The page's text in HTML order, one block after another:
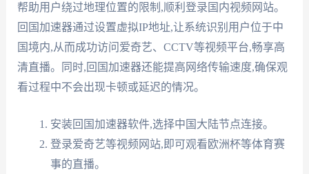
帮助用户绕过地理位置的限制,顺利登录国内视频网站。
回国加速器通过设置虚拟IP地址,让系统识别用户位于中
国境内,从而成功访问爱奇艺、CCTV等视频平台,畅享高
清直播。同时,回国加速器还能提高网络传输速度,确保观
看过程中不会出现卡顿或延迟的情况。
安装回国加速器软件,选择中国大陆节点连接。
登录爱奇艺等视频网站,即可观看欧洲杯等体育赛
事的直播。